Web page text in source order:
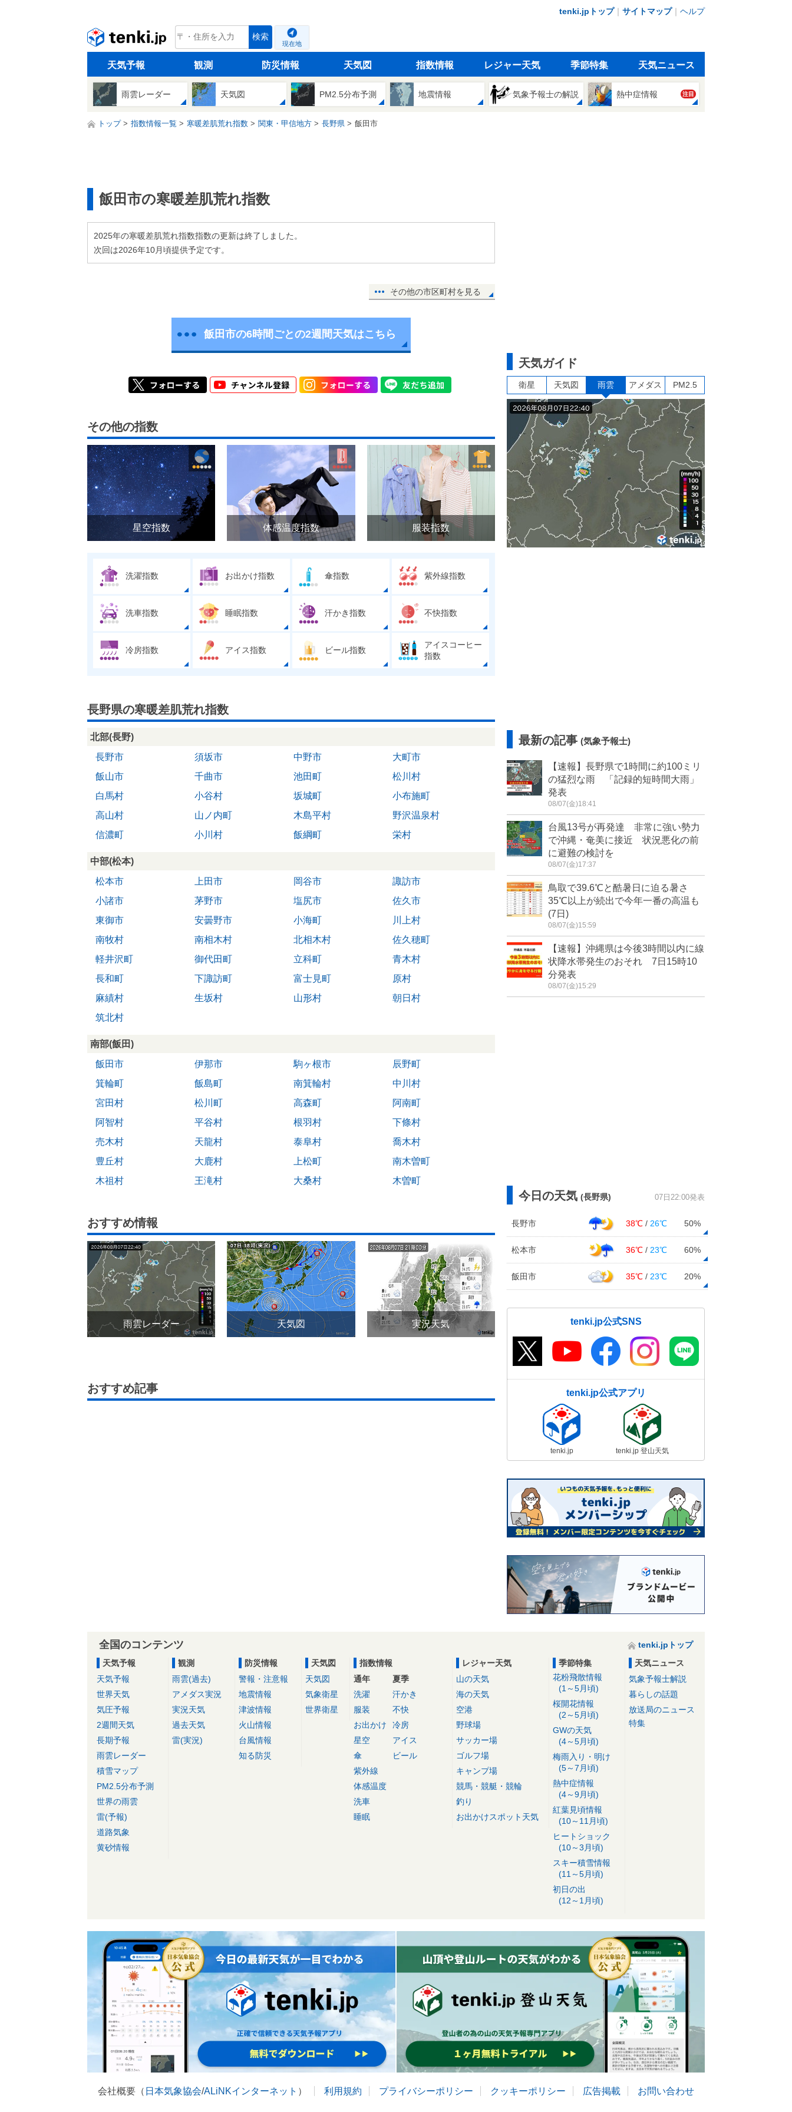
tenki.jpトップ｜ サイトマップ｜ ヘルプ
tenki.jp 検索
現在地
天気予報 観測 防災情報 天気図 指数情報 レジャー天気 季節特集 天気ニュース
雨雲レーダー 天気図 PM2.5分布予測 地震情報 気象予報士の解説 熱中症情報 注目
トップ 指数情報一覧 寒暖差肌荒れ指数 関東・甲信地方 長野県 飯田市
飯田市の寒暖差肌荒れ指数
2025年の寒暖差肌荒れ指数指数の更新は終了しました。
次回は2026年10月頃提供予定です。
その他の市区町村を見る
飯田市の6時間ごとの2週間天気はこちら
その他の指数
星空指数 体感温度指数 服装指数
洗濯指数 お出かけ指数 傘指数 紫外線指数
洗車指数 睡眠指数 汗かき指数 不快指数
冷房指数 アイス指数 ビール指数
アイスコーヒー
指数
長野県の寒暖差肌荒れ指数
北部(長野)
長野市
須坂市 中野市
大町市
飯山市
千曲市 池田町
松川村
白馬村
小谷村 坂城町
小布施町
高山村
山ノ内町 木島平村
野沢温泉村
信濃町
小川村 飯綱町 栄村
中部(松本)
松本市
上田市 岡谷市
諏訪市
小諸市
茅野市 塩尻市
佐久市
東御市
安曇野市 小海町
川上村
南牧村
南相木村 北相木村
佐久穂町
軽井沢町
御代田町 立科町
青木村
長和町
下諏訪町 富士見町
原村
麻績村
生坂村 山形村
朝日村
筑北村
南部(飯田)
飯田市
伊那市 駒ヶ根市
辰野町
箕輪町
飯島町 南箕輪村
中川村
宮田村
松川町 高森町
阿南町
阿智村
平谷村 根羽村
下條村
売木村
天龍村 泰阜村
喬木村
豊丘村
大鹿村 上松町
南木曽町
木祖村
王滝村 大桑村 木曽町
おすすめ情報
雨雲レーダー 天気図 実況天気
おすすめ記事
天気ガイド
衛星 天気図 雨雲 アメダス PM2.5
最新の記事 (気象予報士)
【速報】長野県で1時間に約100ミリ
の猛烈な雨 「記録的短時間大雨」
発表
08/07(金)18:41
台風13号が再発達 非常に強い勢力
で沖縄・奄美に接近 状況悪化の前
に避難の検討を
08/07(金)17:37
鳥取で39.6℃と酷暑日に迫る暑さ
35℃以上が続出で今年一番の高温も
(7日)
08/07(金)15:59
【速報】沖縄県は今後3時間以内に線
状降水帯発生のおそれ 7日15時10
分発表
08/07(金)15:29
今日の天気 (長野県) 07日22:00発表
長野市 38℃ / 26℃ 50%
松本市 36℃ / 23℃ 60%
飯田市 35℃ / 23℃ 20%
tenki.jp公式SNS
tenki.jp公式アプリ
tenki.jp tenki.jp 登山天気
全国のコンテンツ
tenki.jpトップ
天気予報
天気予報
世界天気
気圧予報
2週間天気
長期予報
雨雲レーダー
積雪マップ
PM2.5分布予測
世界の雨雲
雷(予報)
道路気象
黄砂情報
観測
雨雲(過去)
アメダス実況
実況天気
過去天気
雷(実況)
防災情報
警報・注意報
地震情報
津波情報
火山情報
台風情報
知る防災
天気図
天気図
気象衛星
世界衛星
指数情報
通年
洗濯
服装
お出かけ
星空
傘
紫外線
体感温度
洗車
睡眠
夏季
汗かき
不快
冷房
アイス
ビール
レジャー天気
山の天気
海の天気
空港
野球場
サッカー場
ゴルフ場
キャンプ場
競馬・競艇・競輪
釣り
お出かけスポット天気
季節特集
花粉飛散情報
(1～5月頃)
桜開花情報
(2～5月頃)
GWの天気
(4～5月頃)
梅雨入り・明け
(5～7月頃)
熱中症情報
(4～9月頃)
紅葉見頃情報
(10～11月頃)
ヒートショック
(10～3月頃)
スキー積雪情報
(11～5月頃)
初日の出
(12～1月頃)
天気ニュース
気象予報士解説
暮らしの話題
放送局のニュース
特集
会社概要（ 日本気象協会/ALiNKインターネット ） 利用規約 プライバシーポリシー クッキーポリシー 広告掲載 お問い合わせ